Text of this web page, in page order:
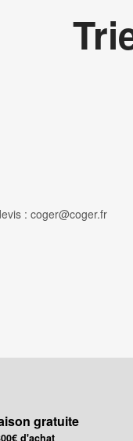
: coger@coger.fr
gratuite
d'achat